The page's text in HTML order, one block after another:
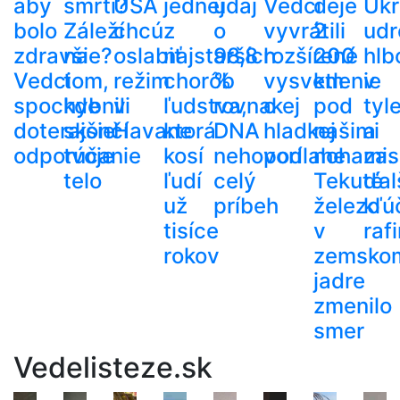
aby
bolo
zdravšie?
Vedci
spochybnili
doterajšie
odporúčanie
smrti?
Záleží
na
tom,
kde
skončí
tvoje
telo
USA
chcú
oslabiť
režim
v
Havane
jednej
z
najstarších
chorôb
ľudstva,
ktorá
kosí
ľudí
už
tisíce
rokov
údaj
o
98,8
%
rovnakej
DNA
nehovorí
celý
príbeh
Vedci
vyvrátili
rozšírené
vysvetlenie
o
hladkej
podlahe
deje
2
200
km
pod
našimi
nohami.
Tekuté
železo
v
jadre
zmenilo
smer
v
a
Vedelisteze.sk